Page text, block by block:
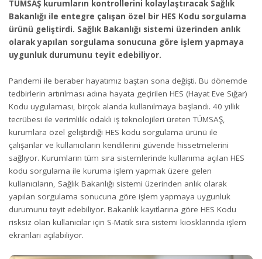
TÜMSAŞ kurumların kontrollerini kolaylaştıracak Sağlık
Bakanlığı ile entegre çalışan özel bir HES Kodu sorgulama
ürünü geliştirdi. Sağlık Bakanlığı sistemi üzerinden anlık
olarak yapılan sorgulama sonucuna göre işlem yapmaya
uygunluk durumunu teyit edebiliyor.
Pandemi ile beraber hayatımız baştan sona değişti. Bu dönemde
tedbirlerin artırılması adına hayata geçirilen HES (Hayat Eve Sığar)
Kodu uygulaması, birçok alanda kullanılmaya başlandı. 40 yıllık
tecrübesi ile verimlilik odaklı iş teknolojileri üreten TÜMSAŞ,
kurumlara özel geliştirdiği HES kodu sorgulama ürünü ile
çalışanlar ve kullanıcıların kendilerini güvende hissetmelerini
sağlıyor. Kurumların tüm sıra sistemlerinde kullanıma açılan HES
kodu sorgulama ile kuruma işlem yapmak üzere gelen
kullanıcıların, Sağlık Bakanlığı sistemi üzerinden anlık olarak
yapılan sorgulama sonucuna göre işlem yapmaya uygunluk
durumunu teyit edebiliyor. Bakanlık kayıtlarına göre HES Kodu
risksiz olan kullanıcılar için S-Matik sıra sistemi kiosklarında işlem
ekranları açılabiliyor.